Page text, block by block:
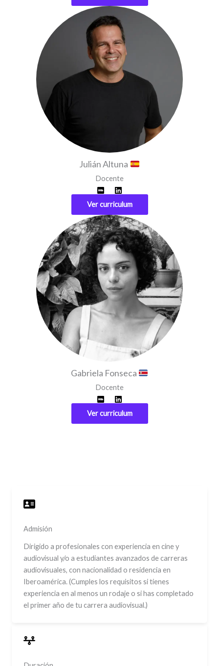
Julián Altuna
Docente
Ver curriculum
Gabriela Fonseca
Docente
Ver curriculum
Admisión
Dirigido a profesionales con experiencia en cine y
audiovisual y/o a estudiantes avanzados de carreras
audiovisuales, con nacionalidad o residencia en
Iberoamérica. (Cumples los requisitos si tienes
experiencia en al menos un rodaje o si has completado
el primer año de tu carrera audiovisual.)